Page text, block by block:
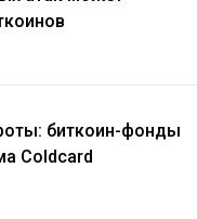
биткоин-фонды
Coldcard